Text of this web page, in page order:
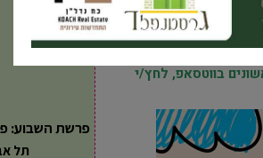
בווטסאפ, לחץ/י
פרשת השבוע:
תל